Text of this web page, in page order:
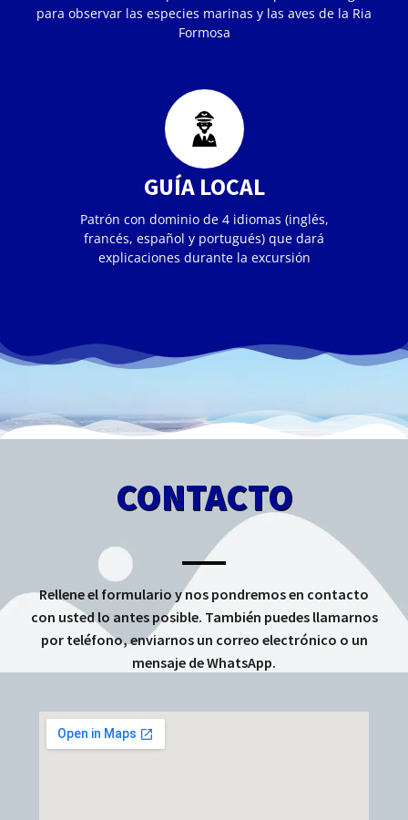
para observar las especies marinas y las aves de la Ria
Formosa
GUÍA LOCAL
Patrón con dominio de 4 idiomas (inglés,
francés, español y portugués) que dará
explicaciones durante la excursión
CONTACTO
Rellene el formulario y nos pondremos en contacto
con usted lo antes posible. También puedes llamarnos
por teléfono, enviarnos un correo electrónico o un
mensaje de WhatsApp.